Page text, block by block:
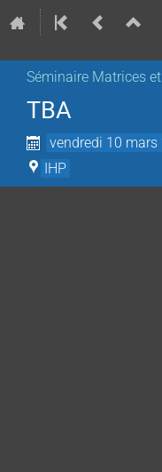
Séminaire Matrices
TBA
vendredi 10 mars
IHP